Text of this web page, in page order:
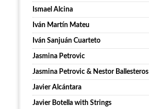
Ismael Alcina
Iván Martín Mateu
Iván Sanjuán Cuarteto
Jasmina Petrovic
Jasmina Petrovic & Nestor Ballesteros
Javier Alcántara
Javier Botella with Strings